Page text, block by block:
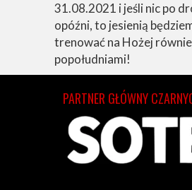
31.08.2021 i jeśli nic po
opóźni, to jesienią
trenować na Hożej
popołudniami!
PARTNER GŁÓWNY